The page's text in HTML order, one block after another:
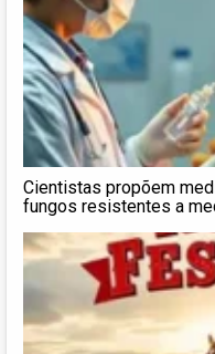
Cientistas propõem
fungos resistentes a